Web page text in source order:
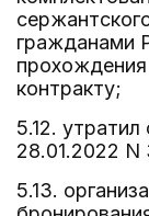
гражданами
контракту;
5.12.
28.01.2022 N
5.13.